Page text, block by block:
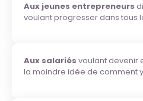
Aux jeunes entrepreneurs
voulant progresser dans tous
Aux salariés voulant devenir
la moindre idée de comment